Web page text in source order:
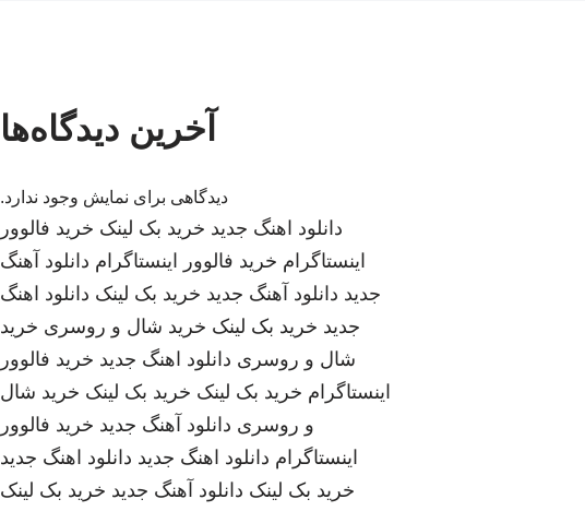
آخرین دیدگاه‌ها
دیدگاهی برای نمایش وجود ندارد.
دانلود اهنگ جدید خرید بک لینک خرید فالوور
اینستاگرام خرید فالوور اینستاگرام دانلود آهنگ
جدید دانلود آهنگ جدید خرید بک لینک دانلود اهنگ
جدید خرید بک لینک خرید شال و روسری خرید
شال و روسری دانلود اهنگ جدید خرید فالوور
اینستاگرام خرید بک لینک خرید بک لینک خرید شال
و روسری دانلود آهنگ جدید خرید فالوور
اینستاگرام دانلود اهنگ جدید دانلود اهنگ جدید
خرید بک لینک دانلود آهنگ جدید خرید بک لینک